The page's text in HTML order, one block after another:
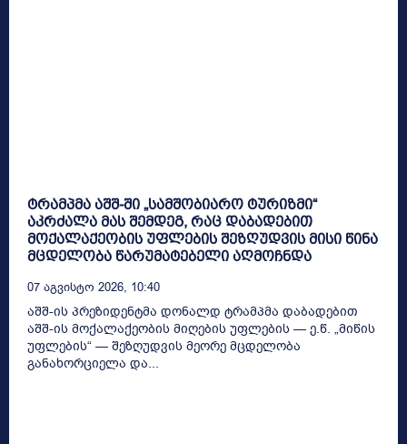
ტრამპმა აშშ-ში „სამშობიარო ტურიზმი“
აკრძალა მას შემდეგ, რაც დაბადებით
მოქალაქეობის უფლების შეზღუდვის მისი წინა
მცდელობა წარუმატებელი აღმოჩნდა
07 Აგვისტო 2026, 10:40
აშშ-ის პრეზიდენტმა დონალდ ტრამპმა დაბადებით
აშშ-ის მოქალაქეობის მიღების უფლების — ე.წ. „მიწის
უფლების“ — შეზღუდვის მეორე მცდელობა
განახორციელა და...